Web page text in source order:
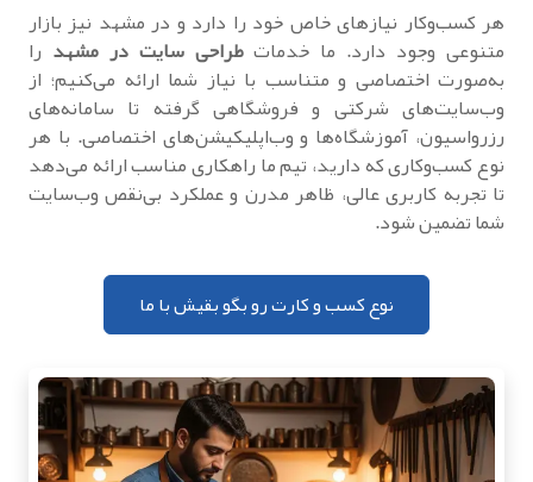
هر کسب‌وکار نیازهای خاص خود را دارد و در مشهد نیز بازار
متنوعی وجود دارد. ما خدماتطراحی سایت در مشهد را
به‌صورت اختصاصی و متناسب با نیاز شما ارائه می‌کنیم؛ از
وب‌سایت‌های شرکتی و فروشگاهی گرفته تا سامانه‌های
رزرواسیون، آموزشگاه‌ها و وب‌اپلیکیشن‌های اختصاصی. با هر
نوع کسب‌وکاری که دارید، تیم ما راهکاری مناسب ارائه می‌دهد
تا تجربه کاربری عالی، ظاهر مدرن و عملکرد بی‌نقص وب‌سایت
شما تضمین شود.
نوع کسب و کارت رو بگو بقیش با ما